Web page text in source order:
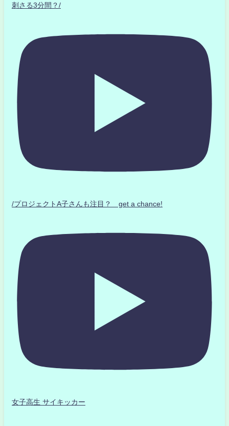
刺さる3分間？/
/プロジェクトA子さんも注目？ get a chance!
女子高生 サイキッカー